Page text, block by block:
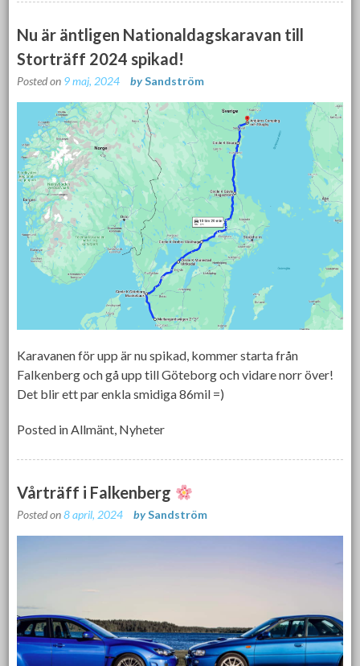
Nu är äntligen Nationaldagskaravan till
Storträff 2024 spikad!
Posted on 9 maj, 2024 bySandström
Karavanen för upp är nu spikad, kommer starta från
Falkenberg och gå upp till Göteborg och vidare norr över!
Det blir ett par enkla smidiga 86mil =)
Posted inAllmänt, Nyheter
Vårträff i Falkenberg
Posted on8 april, 2024 bySandström